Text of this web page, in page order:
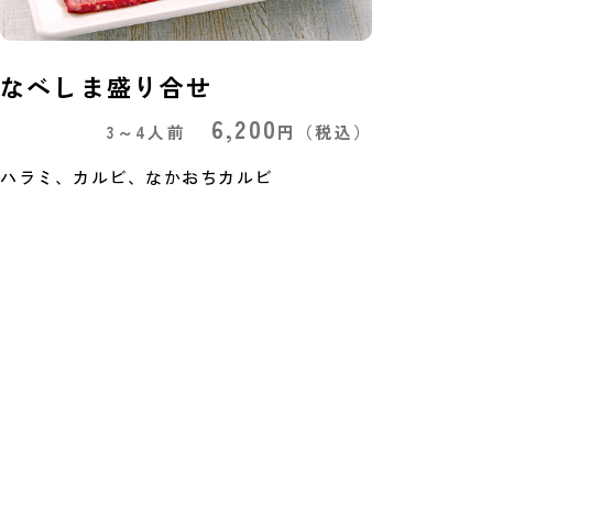
なべしま盛り合せ
3～4人前 6,200円
（税込）
ハラミ、カルビ、なかおちカルビ